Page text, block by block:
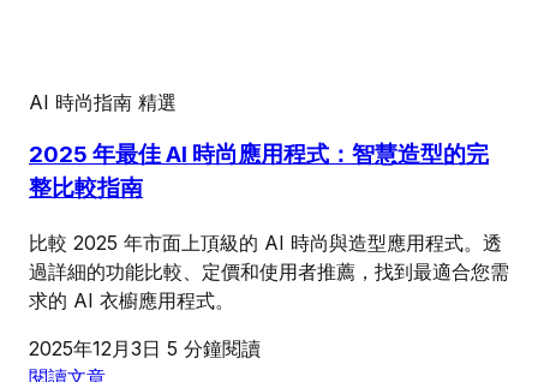
AI 時尚指南 精選
2025 年最佳 AI 時尚應用程式：智慧造型的完
整比較指南
比較 2025 年市面上頂級的 AI 時尚與造型應用程式。透
過詳細的功能比較、定價和使用者推薦，找到最適合您需
求的 AI 衣櫥應用程式。
2025年12月3日 5 分鐘閱讀
閱讀文章